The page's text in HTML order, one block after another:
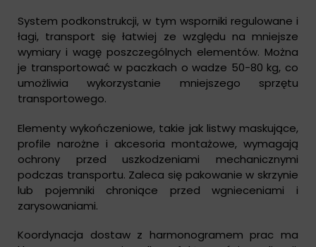
System podkonstrukcji, w tym wsporniki regulowane i
łagi, transport się łatwiej ze względu na mniejsze
wymiary i wagę poszczególnych elementów. Można
je transportować w paczkach o wadze 50-80 kg, co
umożliwia wykorzystanie mniejszego sprzętu
transportowego.
Elementy wykończeniowe, takie jak listwy maskujące,
profile narożne i akcesoria montażowe, wymagają
ochrony przed uszkodzeniami mechanicznymi
podczas transportu. Zaleca się pakowanie w skrzynie
lub pojemniki chroniące przed wgnieceniami i
zarysowaniami.
Koordynacja dostaw z harmonogramem prac ma